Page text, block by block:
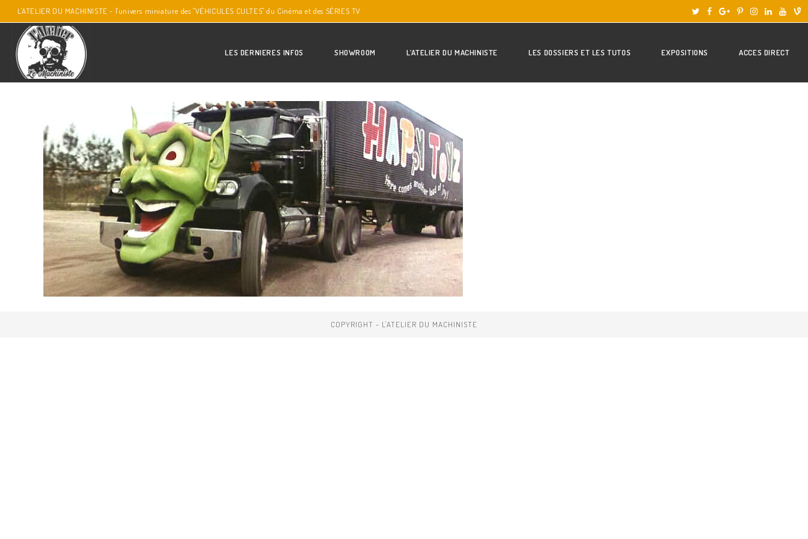
L'ATELIER DU MACHINISTE - l'univers miniature des "VÉHICULES CULTES" du Cinéma et des SÉRIES TV
LES DERNIERES INFOS SHOWROOM L’ATELIER DU MACHINISTE LES DOSSIERS ET LES TUTOS EXPOSITIONS ACCES DIRECT
COPYRIGHT - L'ATELIER DU MACHINISTE